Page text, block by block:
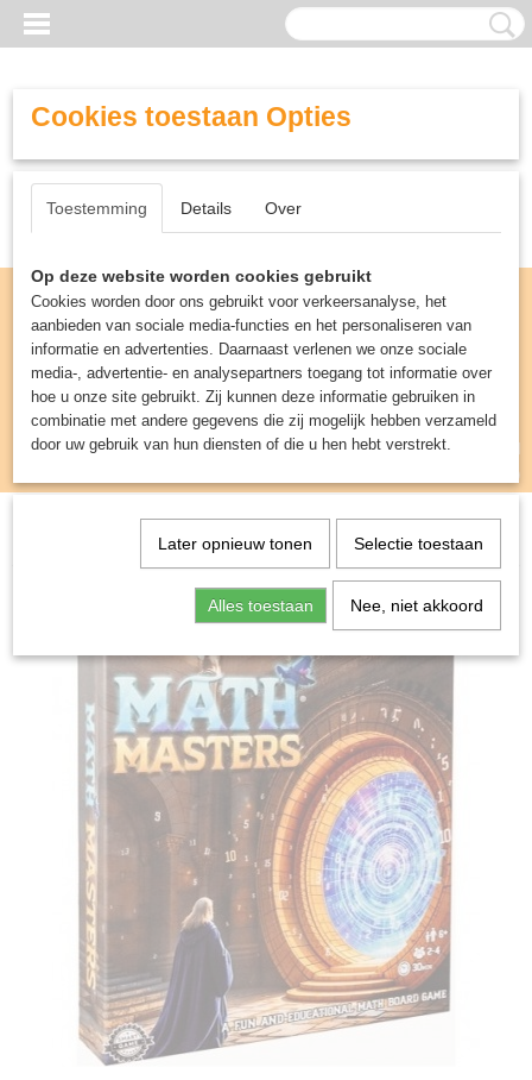
Inloggen Registreren
UW WINKELWAGEN
(0)
Spellen & Puzzels> Math Masters - Bordspel
Cookies toestaan Opties
Toestemming Details Over
Op deze website worden cookies gebruikt
Cookies worden door ons gebruikt voor verkeersanalyse, het
aanbieden van sociale media-functies en het personaliseren van
informatie en advertenties. Daarnaast verlenen we onze sociale
media-, advertentie- en analysepartners toegang tot informatie over
hoe u onze site gebruikt. Zij kunnen deze informatie gebruiken in
combinatie met andere gegevens die zij mogelijk hebben verzameld
door uw gebruik van hun diensten of die u hen hebt verstrekt.
Later opnieuw tonen Selectie toestaan
Alles toestaan Nee, niet akkoord